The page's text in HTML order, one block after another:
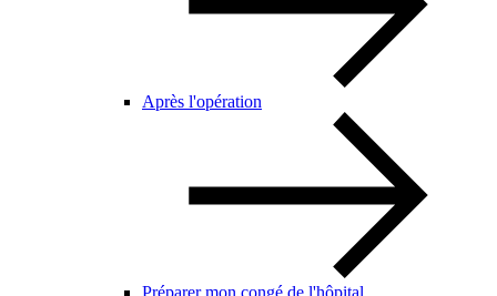
Après l'opération
Préparer mon congé de l'hôpital